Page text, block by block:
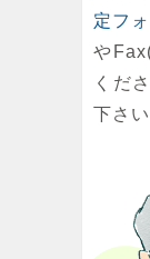
定フ
や
くだ
下さい